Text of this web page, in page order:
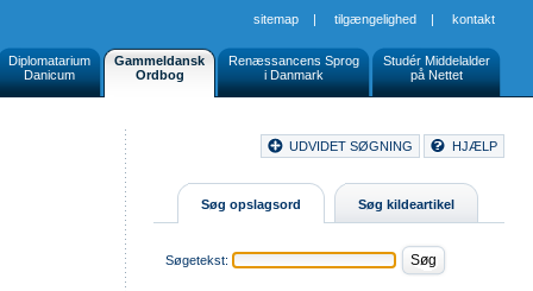
sitemap | tilgængelighed | kontakt
Diplomatarium
Danicum
Gammeldansk
Ordbog
Renæssancens Sprog
i Danmark
Studér Middelalder
på Nettet
UDVIDET SØGNING HJÆLP
Søg opslagsord Søg kildeartikel
Søgetekst: